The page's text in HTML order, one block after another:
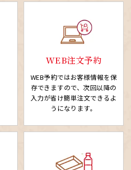
WEB注文予約
WEB予約ではお客様情報を保
存できますので、次回以降の
入力が省け簡単注文できるよ
うになります。